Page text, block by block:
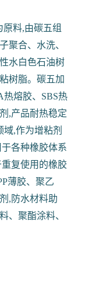
料,由碳五组
聚合、水洗、
水白色石油树
树脂。碳五加
热熔胶、SBS热
,产品耐热稳定
,作为增粘剂
各种橡胶体系
复使用的橡胶
薄胶、聚乙
,防水材料助
、聚酯涂料、